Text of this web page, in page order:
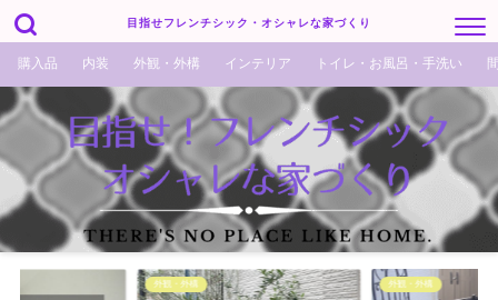
目指せフレンチシック・オシャレな家づくり
購入品 内装 外観・外構 インテリア トイレ・お風呂・手洗い
外観・外構 外観・外構